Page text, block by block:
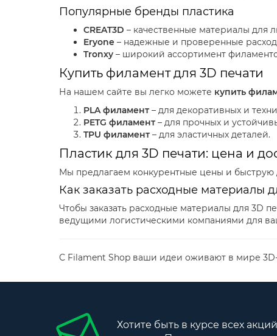
Популярные бренды пластика
CREAT3D – качественные материалы для
Eryone – надежные и проверенные
Tronxy – широкий ассортимент
Купить филамент для 3D печати
На нашем сайте вы легко можете купить
PLA филамент – для декоративных и
PETG филамент – для прочных и
TPU филамент – для эластичных деталей.
Пластик для 3D печати: цена и
Мы предлагаем конкурентные цены и быструю
Как заказать расходные материалы
Чтобы заказать расходные материалы для 3D
ведущими логистическими компаниями для
С Filament Shop ваши идеи оживают в мире
Хотите быть в курсе всех